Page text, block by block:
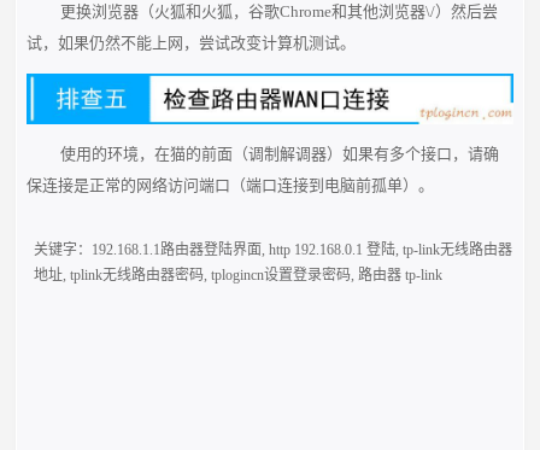
更换浏览器（火狐和火狐，谷歌Chrome和其他浏览器\/）然后尝
试，如果仍然不能上网，尝试改变计算机测试。
使用的环境，在猫的前面（调制解调器）如果有多个接口，请确
保连接是正常的网络访问端口（端口连接到电脑前孤单）。
关键字： 192.168.1.1路由器登陆界面 ,http 192.168.0.1 登陆 ,tp-link无线路由器
地址 ,tplink无线路由器密码 ,tplogincn设置登录密码 路由器 tp-link